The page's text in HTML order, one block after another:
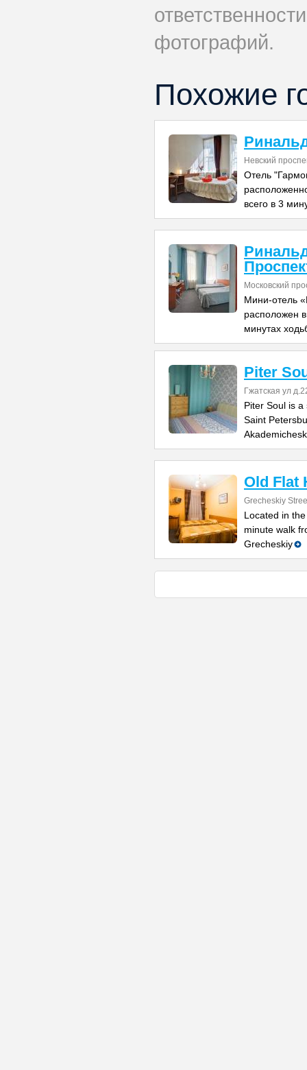
фотографий.
Похожие
Невский
Отель
всего в 3
Московский
Мини-отель
расположен
минутах
Piter
Гжатская ул
Piter Soul is
Saint
Old Flat
Grecheskiy
Located in
minute walk
Grecheskiy